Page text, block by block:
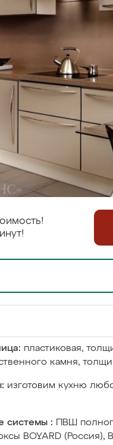
пластиковая,
камня,
изготовим кухню
системы :
ПВШ
BOYARD (Россия),